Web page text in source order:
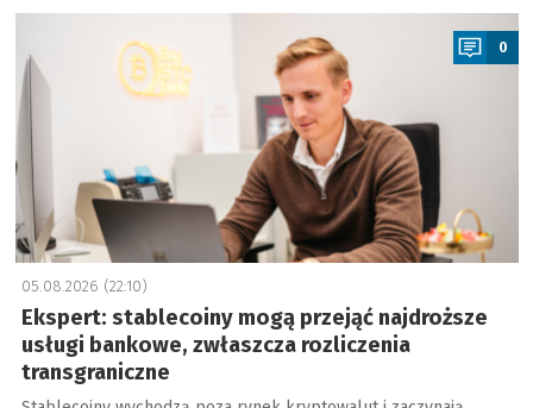
a
0
05.08.2026 (22:10)
Ekspert: stablecoiny mogą przejąć najdroższe
usługi bankowe, zwłaszcza rozliczenia
transgraniczne